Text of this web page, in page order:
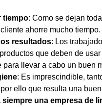
tiempo: Como se dejan
ahorre mucho tiempo.
resultados: Los
que deben de
llevar a cabo un buen
: Es imprescindible,
ello que resulta una
una empresa de